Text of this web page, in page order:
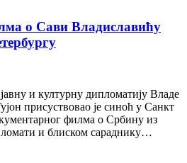
о Сави Владиславићу
и културну дипломатију Владе
присуствовао је синоћ у Санкт
филма о Србину из
и блиском сараднику…